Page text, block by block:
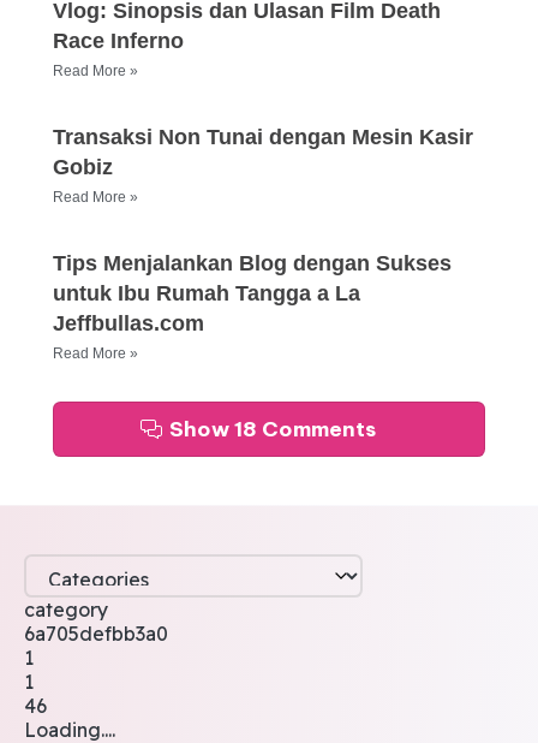
Vlog: Sinopsis dan Ulasan Film Death
Race Inferno
Read More »
Transaksi Non Tunai dengan Mesin Kasir
Gobiz
Read More »
Tips Menjalankan Blog dengan Sukses
untuk Ibu Rumah Tangga a La
Jeffbullas.com
Read More »
Show 18 Comments
category
6a705defbb3a0
1
1
46
Loading....